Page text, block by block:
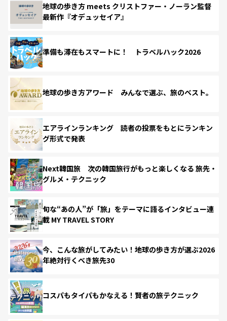
地球の歩き方 meets クリストファー・ノーラン監督
最新作『オデュッセイア』
準備も滞在もスマートに！ トラベルハック2026
地球の歩き方アワード みんなで選ぶ、旅のベスト。
エアラインランキング 読者の投票をもとにランキン
グ形式で発表
Next韓国旅 次の韓国旅行がもっと楽しくなる 旅先・
グルメ・テクニック
旬な“あの人”が「旅」をテーマに語るインタビュー連
載 MY TRAVEL STORY
今、こんな旅がしてみたい！地球の歩き方が選ぶ2026
年絶対行くべき旅先30
コスパもタイパもかなえる！賢者の旅テクニック